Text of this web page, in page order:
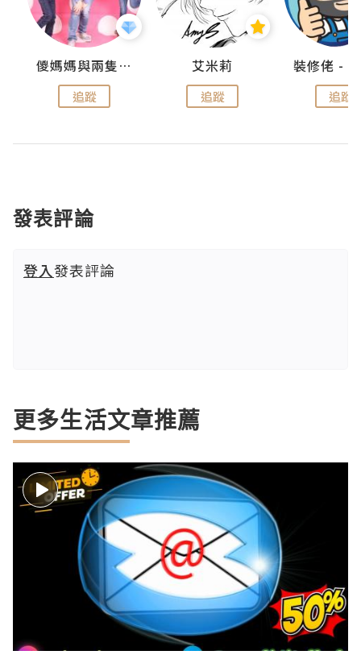
儍媽媽與兩隻小魔怪之家
追蹤
艾米莉
追蹤 追蹤
發表評論
登入發表評論
更多生活文章推薦